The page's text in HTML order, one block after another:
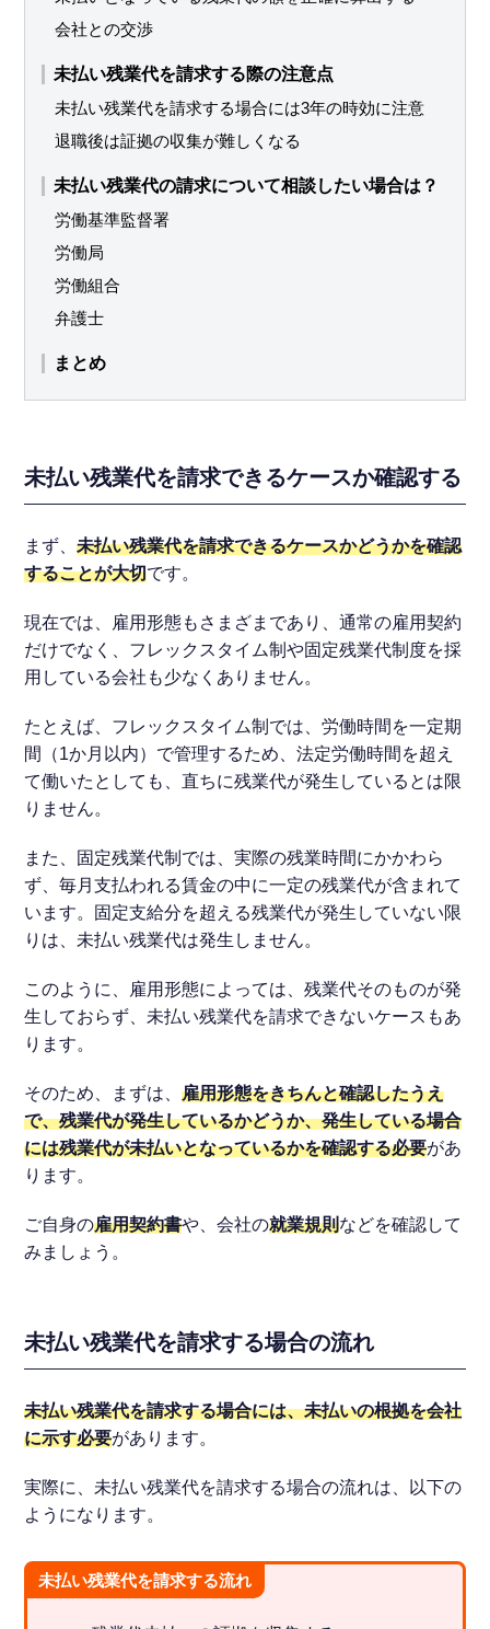
会社との交渉
未払い残業代を請求する際の注意点
未払い残業代を請求する場合には3年の時効に注意
退職後は証拠の収集が難しくなる
未払い残業代の請求について相談したい場合は？
労働基準監督署
労働局
労働組合
弁護士
まとめ
未払い残業代を請求できるケースか確認する
まず、未払い残業代を請求できるケースかどうかを確認
することが大切です。
現在では、雇用形態もさまざまであり、通常の雇用契約
だけでなく、フレックスタイム制や固定残業代制度を採
用している会社も少なくありません。
たとえば、フレックスタイム制では、労働時間を一定期
間（1か月以内）で管理するため、法定労働時間を超え
て働いたとしても、直ちに残業代が発生しているとは限
りません。
また、固定残業代制では、実際の残業時間にかかわら
ず、毎月支払われる賃金の中に一定の残業代が含まれて
います。固定支給分を超える残業代が発生していない限
りは、未払い残業代は発生しません。
このように、雇用形態によっては、残業代そのものが発
生しておらず、未払い残業代を請求できないケースもあ
ります。
そのため、まずは、雇用形態をきちんと確認したうえ
で、残業代が発生しているかどうか、発生している場合
には残業代が未払いとなっているかを確認する必要があ
ります。
ご自身の雇用契約書や、会社の就業規則などを確認して
みましょう。
未払い残業代を請求する場合の流れ
未払い残業代を請求する場合には、未払いの根拠を会社
に示す必要があります。
実際に、未払い残業代を請求する場合の流れは、以下の
ようになります。
未払い残業代を請求する流れ